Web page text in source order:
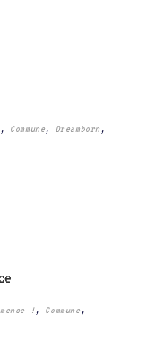
, Commune, Dreamborn ,
!, Commune ,